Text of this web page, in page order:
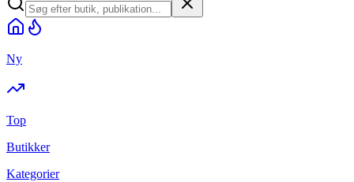
Ny
Top
Butikker
Kategorier